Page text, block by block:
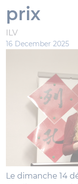
prix
ILV
16 December 2025
Le dimanche 14